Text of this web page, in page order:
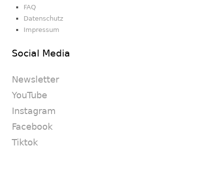
FAQ
Datenschutz
Impressum
Social Media
Newsletter
YouTube
Instagram
Facebook
Tiktok